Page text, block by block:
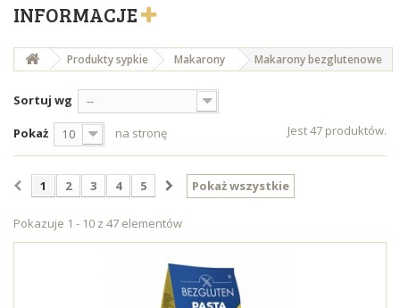
INFORMACJE
Produkty sypkie Makarony Makarony bezglutenowe
Sortuj wg --
Pokaż 10 na stronę Jest 47 produktów.
Pokaż wszystkie
1 2 3 4 5
Pokazuje 1 - 10 z 47 elementów